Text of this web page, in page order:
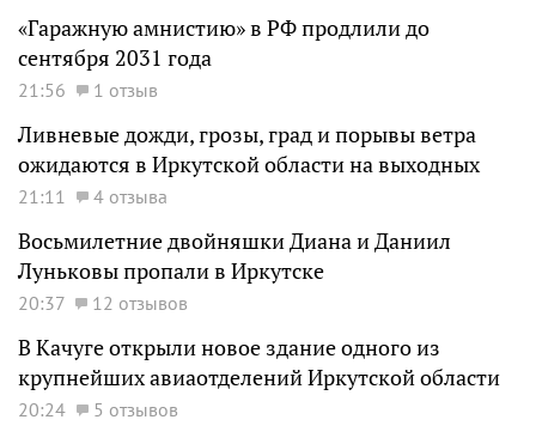
«Гаражную амнистию» в РФ продлили до
сентября 2031 года
21:56 1 отзыв
Ливневые дожди, грозы, град и порывы ветра
ожидаются в Иркутской области на выходных
21:11 4 отзыва
Восьмилетние двойняшки Диана и Даниил
Луньковы пропали в Иркутске
20:37 12 отзывов
В Качуге открыли новое здание одного из
крупнейших авиаотделений Иркутской области
20:24
5 отзывов